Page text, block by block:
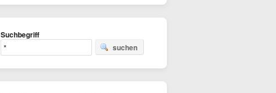
Suchbegriff
suchen